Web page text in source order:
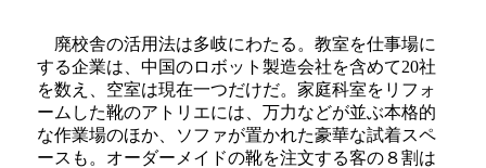
廃校舎の活用法は多岐にわたる。教室を仕事場に
する企業は、中国のロボット製造会社を含めて20社
を数え、空室は現在一つだけだ。家庭科室をリフォ
ームした靴のアトリエには、万力などが並ぶ本格的
な作業場のほか、ソファが置かれた豪華な試着スペ
ースも。オーダーメイドの靴を注文する客の８割は